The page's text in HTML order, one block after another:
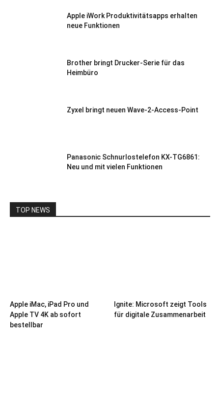
Apple iWork Produktivitätsapps erhalten
neue Funktionen
Brother bringt Drucker-Serie für das
Heimbüro
Zyxel bringt neuen Wave-2-Access-Point
Panasonic Schnurlostelefon KX-TG6861:
Neu und mit vielen Funktionen
TOP NEWS
Apple iMac, iPad Pro und
Apple TV 4K ab sofort
bestellbar
Ignite: Microsoft zeigt Tools
für digitale Zusammenarbeit